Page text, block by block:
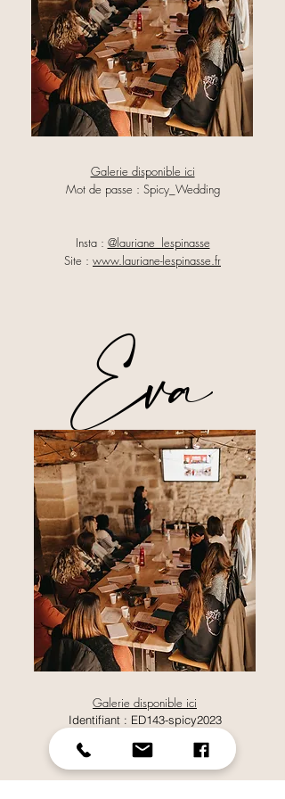
Galerie disponible ici
Mot de passe : Spicy_Wedding
Insta : @lauriane_lespinasse
Site : www.lauriane-lespinasse.fr
Eva
Galerie disponible ici
Identifiant : ED143-spicy2023